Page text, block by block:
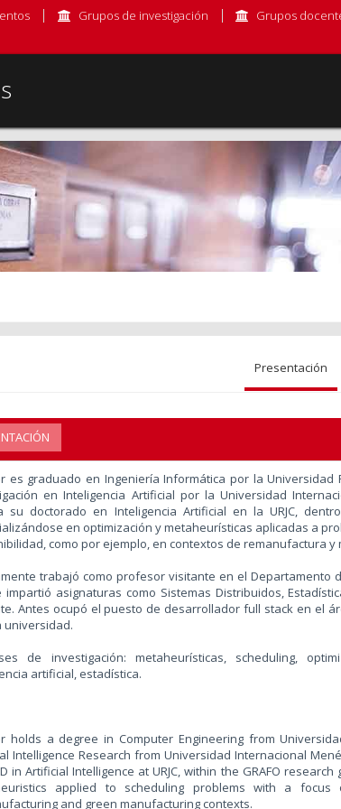
Grupos de investigación Grupos
Presentación
es graduado en Ingeniería Informática por la Universidad
en Inteligencia Artificial por la Universidad
su doctorado en Inteligencia Artificial en la URJC,
en optimización y metaheurísticas aplicadas a
como por ejemplo, en contextos de remanufactura
trabajó como profesor visitante en el Departamento
impartió asignaturas como Sistemas Distribuidos,
Antes ocupó el puesto de desarrollador full stack en el
universidad.
de investigación: metaheurísticas, scheduling,
artificial, estadística.
holds a degree in Computer Engineering from
Intelligence Research from Universidad Internacional
in Artificial Intelligence at URJC, within the GRAFO
applied to scheduling problems with a
and green manufacturing contexts.